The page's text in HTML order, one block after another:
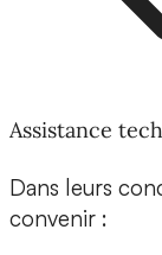
Assistance
Dans leurs
convenir :